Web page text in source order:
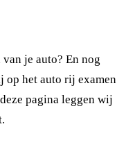
je auto? En nog
het auto rij examen
pagina leggen wij